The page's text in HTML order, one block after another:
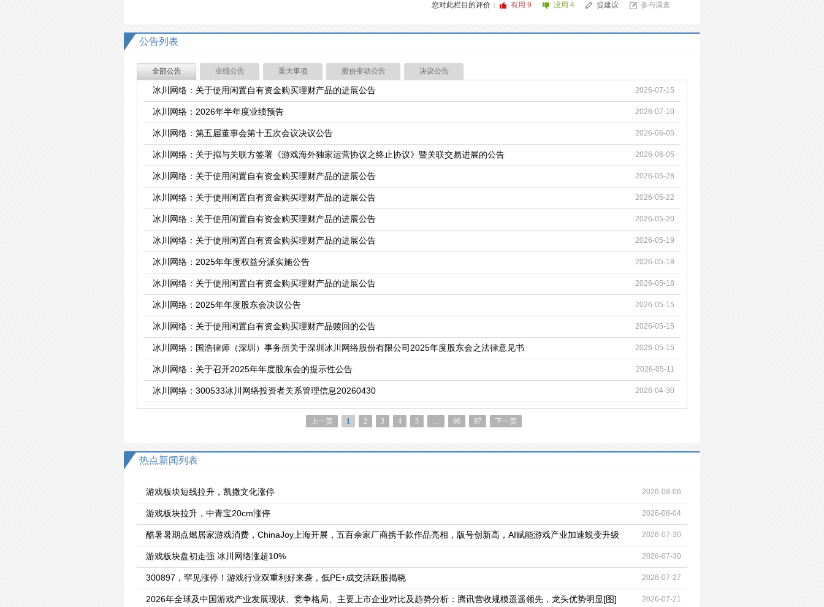
您对此栏目的评价： 有用 9 没用 4 提建议 参与调查
公告列表
全部公告 业绩公告 重大事项 股份变动公告 决议公告
2026-07-15
冰川网络：关于使用闲置自有资金购买理财产品的进展公告
2026-07-10
冰川网络：2026年半年度业绩预告
2026-06-05
冰川网络：第五届董事会第十五次会议决议公告
2026-06-05
冰川网络：关于拟与关联方签署《游戏海外独家运营协议之终止协议》暨关联交易进展的公告
2026-05-28
冰川网络：关于使用闲置自有资金购买理财产品的进展公告
2026-05-22
冰川网络：关于使用闲置自有资金购买理财产品的进展公告
2026-05-20
冰川网络：关于使用闲置自有资金购买理财产品的进展公告
2026-05-19
冰川网络：关于使用闲置自有资金购买理财产品的进展公告
2026-05-18
冰川网络：2025年年度权益分派实施公告
2026-05-18
冰川网络：关于使用闲置自有资金购买理财产品的进展公告
2026-05-15
冰川网络：2025年年度股东会决议公告
2026-05-15
冰川网络：关于使用闲置自有资金购买理财产品赎回的公告
2026-05-15
冰川网络：国浩律师（深圳）事务所关于深圳冰川网络股份有限公司2025年度股东会之法律意见书
2026-05-11
冰川网络：关于召开2025年年度股东会的提示性公告
2026-04-30
冰川网络：300533冰川网络投资者关系管理信息20260430
上一页 1 2 3 4 5 … 96 97 下一页
热点新闻列表
游戏板块短线拉升，凯撒文化涨停 2026-08-06
游戏板块拉升，中青宝20cm涨停 2026-08-04
酷暑暑期点燃居家游戏消费，ChinaJoy上海开展，五百余家厂商携千款作品亮相，版号创新高，AI赋能游戏产业加速蜕变升级 2026-07-30
游戏板块盘初走强 冰川网络涨超10% 2026-07-30
300897，罕见涨停！游戏行业双重利好来袭，低PE+成交活跃股揭晓 2026-07-27
2026年全球及中国游戏产业发展现状、竞争格局、主要上市企业对比及趋势分析：腾讯营收规模遥遥领先，龙头优势明显[图] 2026-07-21